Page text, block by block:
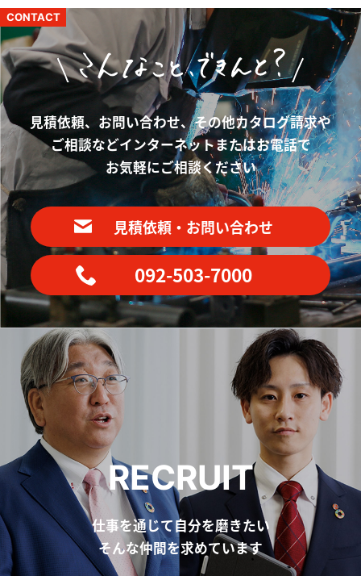
CONTACT
見積依頼、お問い合わせ、その他カタログ請求や
ご相談などインターネットまたはお電話で
お気軽にご相談ください
見積依頼・お問い合わせ
092-503-7000
RECRUIT
仕事を通じて自分を磨きたい
そんな仲間を求めています